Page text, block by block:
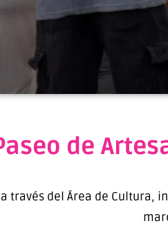
de
través del Área de Cultura,